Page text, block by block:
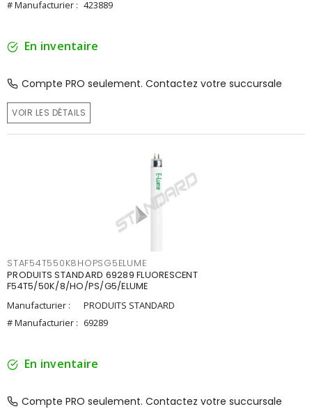
# Manufacturier : 423889
En inventaire
Compte PRO seulement. Contactez votre succursale
VOIR LES DÉTAILS
STAF54T550K8HOPSG5ELUME
PRODUITS STANDARD 69289 FLUORESCENT
F54T5/50K/8/HO/PS/G5/ELUME
Manufacturier :
PRODUITS STANDARD
# Manufacturier : 69289
En inventaire
Compte PRO seulement. Contactez votre succursale